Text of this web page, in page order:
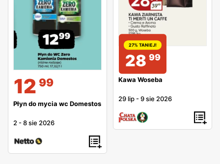
12 99
Płyn do mycia wc Domestos
2 -8 sie 2026
27% TANIEJ!
28 99
Kawa Woseba
29 lip -9 sie 2026